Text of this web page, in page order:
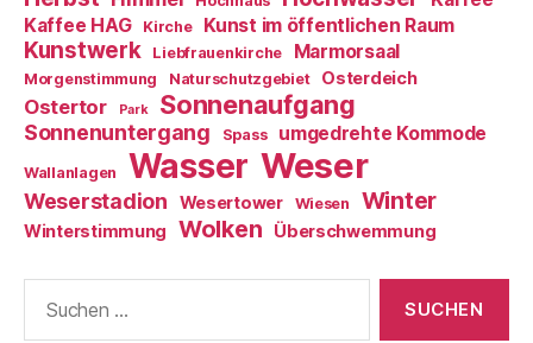
Kaffee HAG
Kirche Kunst im öffentlichen Raum
Kunstwerk Liebfrauenkirche Marmorsaal
Morgenstimmung Naturschutzgebiet Osterdeich
Ostertor Park Sonnenaufgang
Sonnenuntergang Spass umgedrehte Kommode
Wallanlagen Wasser Weser
Weserstadion Wesertower Wiesen Winter
Winterstimmung Wolken Überschwemmung
nach: